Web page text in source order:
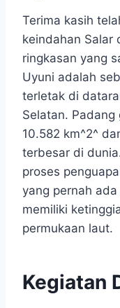
Terima kasih
keindahan Salar
ringkasan yang
Uyuni adalah
terletak di
Selatan.
10.582 km^2^
terbesar di
proses
yang pernah
memiliki
permukaan laut.
Kegiatan